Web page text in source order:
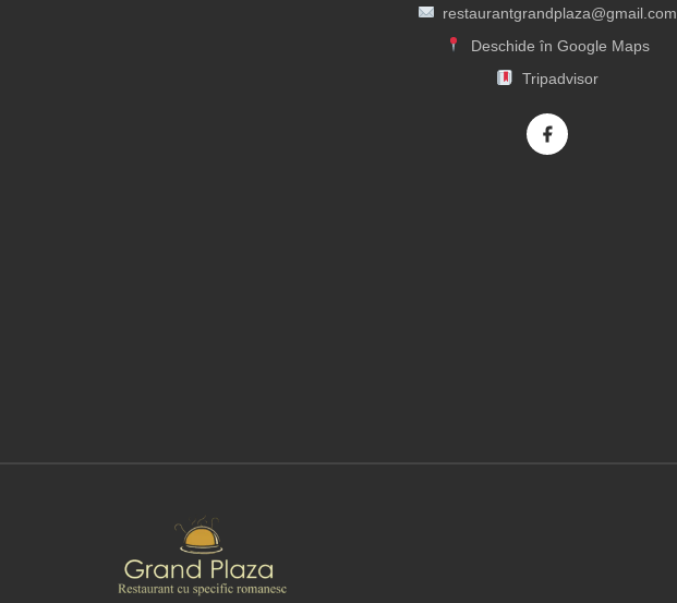
restaurantgrandplaza@gmail.com
Deschide în Google Maps
Tripadvisor